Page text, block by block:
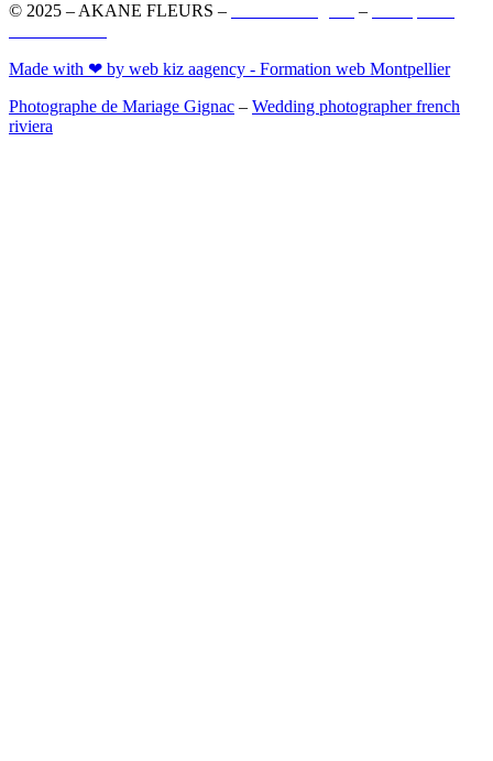
© 2025 – AKANE FLEURS –
–
Made with ❤ by web kiz aagency - Formation web Montpellier
Photographe de Mariage Gignac – Wedding photographer french
riviera